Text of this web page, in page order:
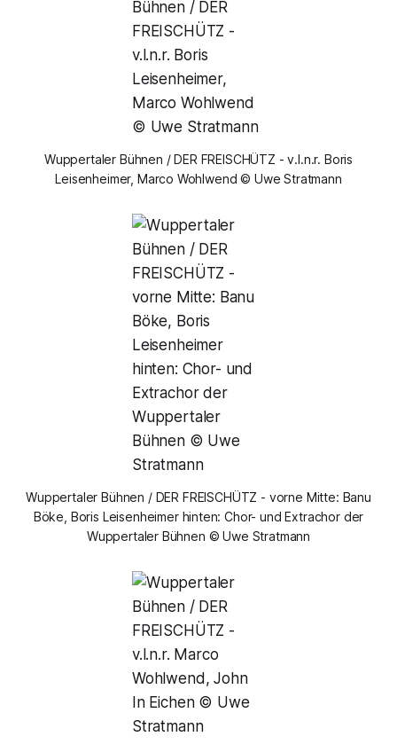
Wuppertaler Bühnen / DER FREISCHÜTZ - v.l.n.r. Boris
Leisenheimer, Marco Wohlwend © Uwe Stratmann
Wuppertaler Bühnen / DER FREISCHÜTZ - vorne Mitte: Banu
Böke, Boris Leisenheimer hinten: Chor- und Extrachor der
Wuppertaler Bühnen © Uwe Stratmann